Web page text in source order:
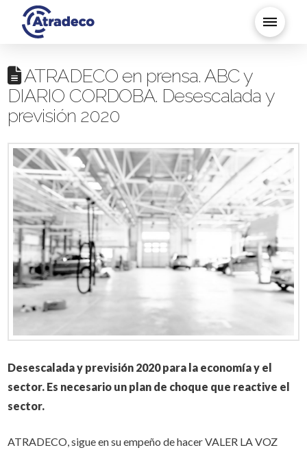
ATRADECO en prensa. ABC y
DIARIO CORDOBA. Desescalada y
previsión 2020
Desescalada y previsión 2020 para la economía y el
sector. Es necesario un plan de choque que reactive el
sector.
ATRADECO, sigue en su empeño de hacer VALER LA VOZ